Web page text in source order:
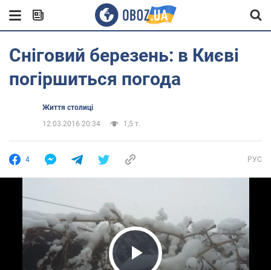
Сніговий березень: в Києві
погіршиться погода
Життя столиці
12.03.2016 20:34
1,5 т.
4 РУС